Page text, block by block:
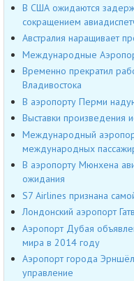
В США ожидаются
сокращением
Австралия наращивает
Международные
Временно прекратил
Владивостока
В аэропорту Перми
Выставки произведения
Международный
международных
В аэропорту Мюнхена
ожидания
S7 Airlines признана
Лондонский аэропорт
Аэропорт Дубая
мира в 2014 году
Аэропорт города
управление